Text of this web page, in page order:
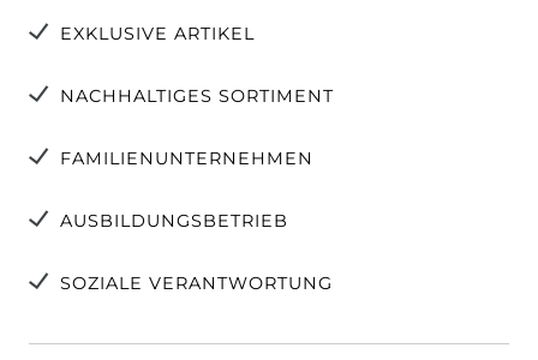
EXKLUSIVE ARTIKEL
NACHHALTIGES SORTIMENT
FAMILIENUNTERNEHMEN
AUSBILDUNGSBETRIEB
SOZIALE VERANTWORTUNG